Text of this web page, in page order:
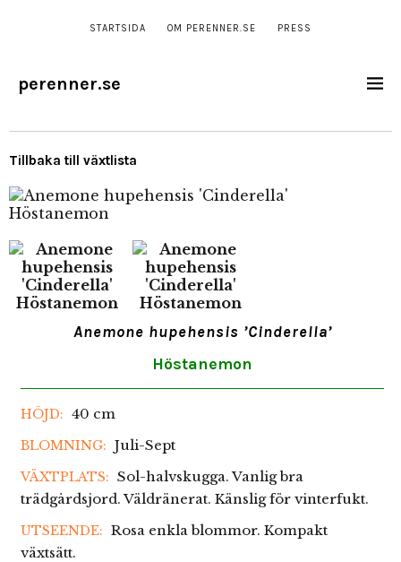
STARTSIDA OM PERENNER.SE PRESS
perenner.se
Tillbaka till växtlista
Anemone hupehensis ’Cinderella’
Höstanemon
HÖJD: 40 cm
BLOMNING: Juli-Sept
VÄXTPLATS: Sol-halvskugga. Vanlig bra
trädgårdsjord. Väldränerat. Känslig för vinterfukt.
UTSEENDE: Rosa enkla blommor. Kompakt
växtsätt.